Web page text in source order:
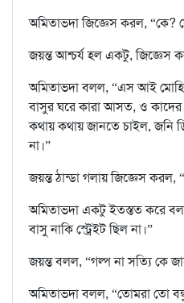
অমিতাভদা জিজ্ঞেস করল, “কে?
জয়ন্ত আশ্চর্য হল একটু, জিজ্ঞেস
অমিতাভদা বলল, “এস আই
বাসুর ঘরে কারা আসত, ও
কথায় কথায় জানতে চাইল, জনি
না।”
জয়ন্ত ঠান্ডা গলায় জিজ্ঞেস
অমিতাভদা একটু ইতস্তত করে
বাসু নাকি স্ট্রেইট ছিল না।”
জয়ন্ত বলল, “গল্প না সত্যি কে
অমিতাভদা বলল, “তোমরা তো